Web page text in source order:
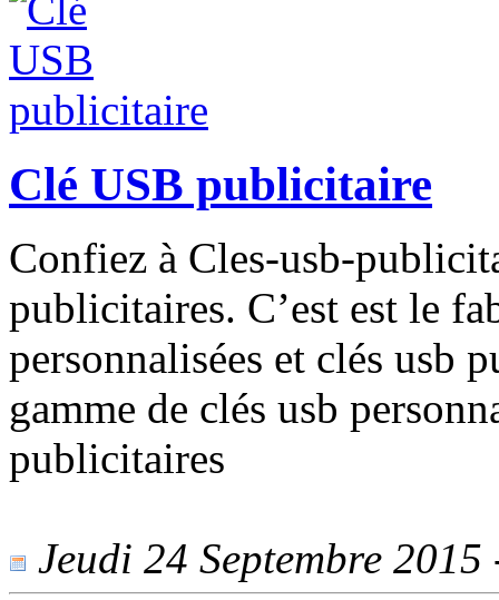
Clé USB publicitaire
Confiez à Cles-usb-
publicitaires. C’est est le
personnalisées et clés usb
gamme de clés usb
publicitaires
Jeudi 24 Septembre